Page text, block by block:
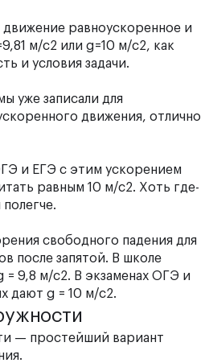
движение равноускоренное и
м/с2 или g=10 м/с2, как
и условия задачи.
уже записали для
движения, отлично
и ЕГЭ с этим ускорением
равным 10 м/с2. Хоть где-
полегче.
свободного падения для
после запятой. В школе
= 9,8 м/с2. В экзаменах ОГЭ и
дают g = 10 м/с2.
— простейший вариант